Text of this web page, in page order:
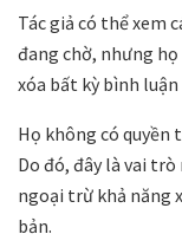
Tác giả có thể xem
đang chờ, nhưng
xóa bất kỳ bình luận
Họ không có quyền
Do đó, đây là vai
ngoại trừ khả năng
bản.